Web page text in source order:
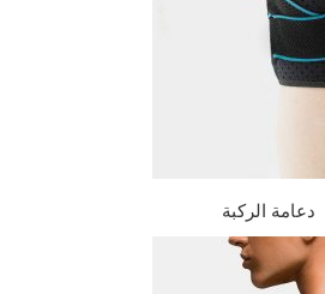
دعامة الركبة